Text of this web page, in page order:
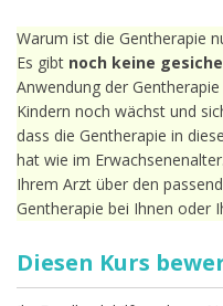
Warum ist die Gentherapie
Es gibt noch keine
Anwendung der Gentherapie
Kindern noch wächst und
dass die Gentherapie in
hat wie im
Ihrem Arzt über den
Gentherapie bei Ihnen oder
Diesen Kurs